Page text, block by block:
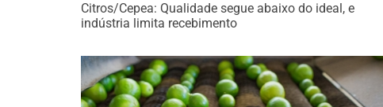
Citros/Cepea: Qualidade segue abaixo do ideal, e
indústria limita recebimento